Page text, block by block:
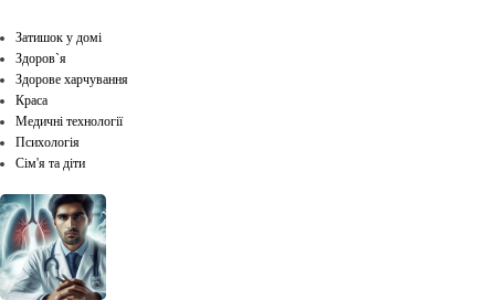
Затишок у домі
Здоров`я
Здорове харчування
Краса
Медичні технології
Психологія
Сім'я та діти